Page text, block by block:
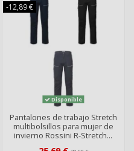
-12,89 €
Disponible
Pantalones de trabajo Stretch
multibolsillos para mujer de
invierno Rossini R-Stretch...